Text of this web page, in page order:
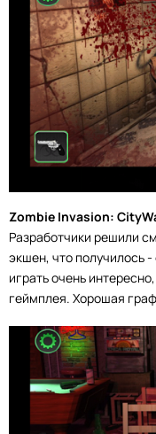
Zombie Invasion:
Разработчики решили
экшен, что получилось
играть очень
геймплея. Хорошая